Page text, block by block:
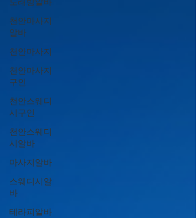
천안마사지
알바
천안마사지
천안마사지
구인
천안스웨디
시구인
천안스웨디
시알바
마사지알바
스웨디시알
바
테라피알바